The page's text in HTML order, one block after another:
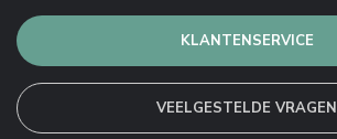
KLANTENSERVICE
VEELGESTELDE VRAGEN